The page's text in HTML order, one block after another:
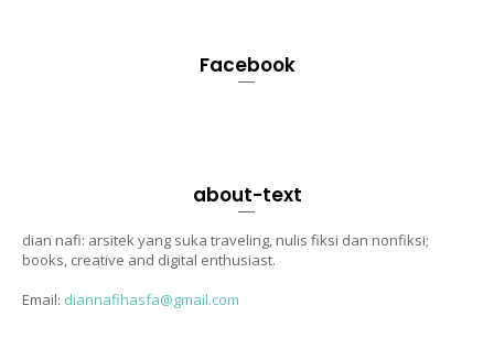
Facebook
about-text
dian nafi: arsitek yang suka traveling, nulis fiksi dan nonfiksi;
books, creative and digital enthusiast.
Email: diannafihasfa@gmail.com